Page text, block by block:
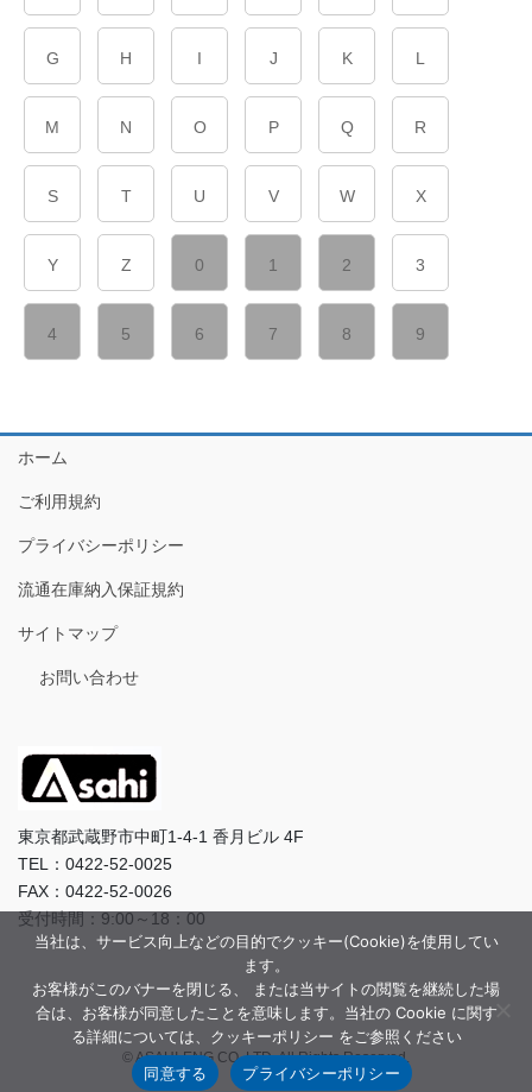
G H I J K L
M N O P Q R
S T U V W X
Y Z 0 1 2 3
4 5 6 7 8 9
ホーム
ご利用規約
プライバシーポリシー
流通在庫納入保証規約
サイトマップ
お問い合わせ
東京都武蔵野市中町1-4-1 香月ビル 4F
TEL：0422-52-0025
FAX：0422-52-0026
受付時間：9:00～18：00
© ASAHI-ENG CO.,LTD. All Rights Reserved.
当社は、サービス向上などの目的でクッキー(Cookie)を使用してい
ます。
お客様がこのバナーを閉じる、 または当サイトの閲覧を継続した場
合は、お客様が同意したことを意味します。当社の Cookie に関す
る詳細については、クッキーポリシー をご参照ください
同意する
プライバシーポリシー